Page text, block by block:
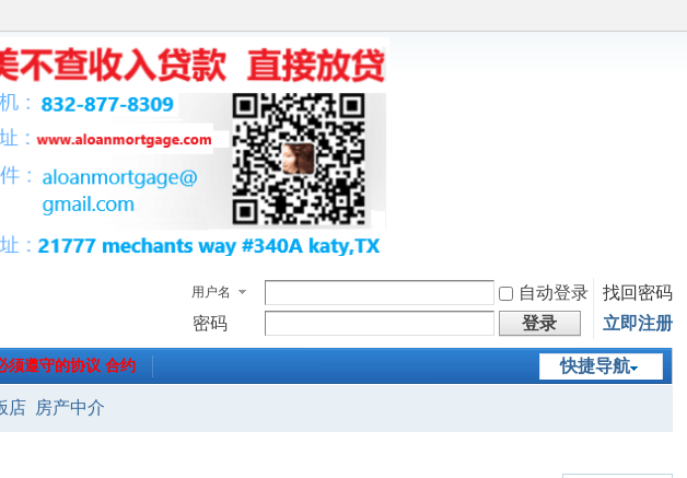
用户名 自动登录
找回密码
密码
登录 立即注册
快捷导航
须遵守的协议 合约
店 房产中介